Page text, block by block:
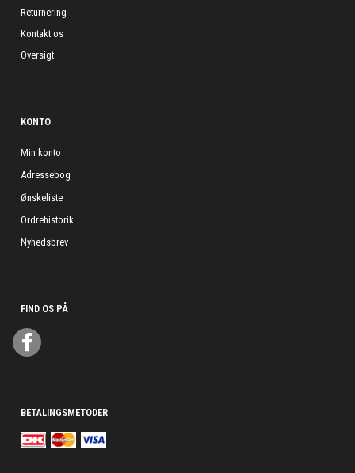
Returnering
Kontakt os
Oversigt
KONTO
Min konto
Adressebog
Ønskeliste
Ordrehistorik
Nyhedsbrev
FIND OS PÅ
BETALINGSMETODER